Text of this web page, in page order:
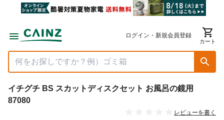
ログイン・新規会員登録
カート
イチグチ BS スカットディスクセット お風呂の鏡用
87080
レビューを書く